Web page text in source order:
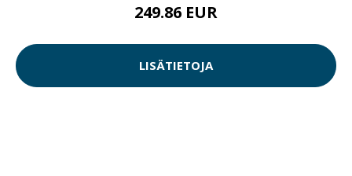
249.86 EUR
LISÄTIETOJA